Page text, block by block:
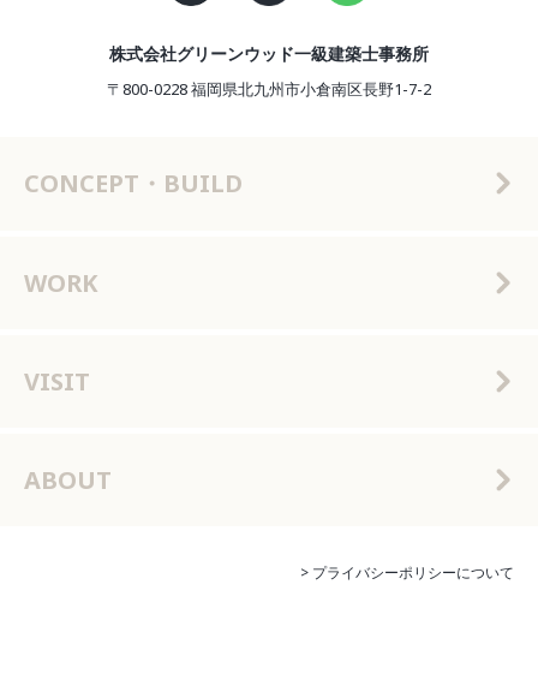
株式会社グリーンウッド一級建築士事務所
〒800-0228 福岡県北九州市小倉南区長野1-7-2
CONCEPT・BUILD
WORK
VISIT
ABOUT
> プライバシーポリシーについて